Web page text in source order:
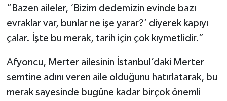
“Bazen aileler, ‘Bizim dedemizin evinde bazı
evraklar var, bunlar ne işe yarar?’ diyerek kapıyı
çalar. İşte bu merak, tarih için çok kıymetlidir.”
Afyoncu, Merter ailesinin İstanbul’daki Merter
semtine adını veren aile olduğunu hatırlatarak, bu
merak sayesinde bugüne kadar birçok önemli